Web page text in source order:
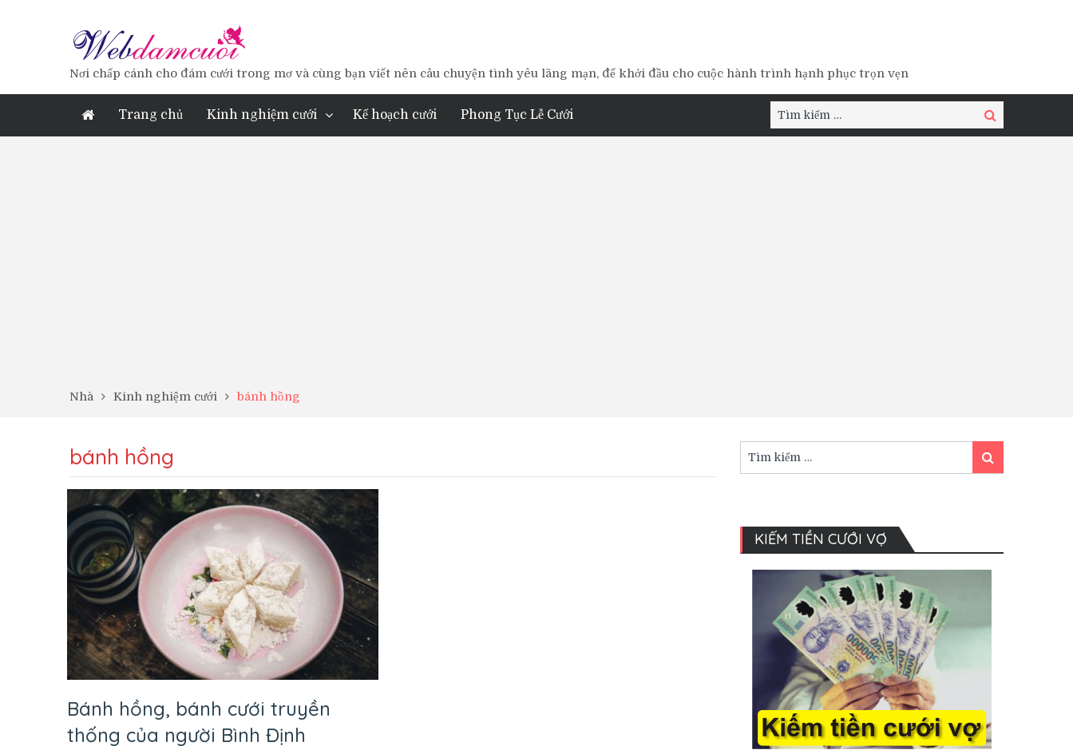
Nơi chấp cánh cho đám cưới trong mơ và cùng bạn viết nên câu chuyện tình yêu lãng mạn, để khởi đầu cho cuộc hành trình hạnh phục trọn vẹn
Trang chủ Kinh nghiệm cưới Kế hoạch cưới Phong Tục Lễ Cưới
Tìm
kiếm:
Tìm
kiếm
Nhà Kinh nghiệm cưới bánh hồng
bánh hồng
Bánh hồng, bánh cưới truyền
thống của người Bình Định
kiếm:
Tìm
kiếm
KIẾM TIỀN CƯỚI VỢ